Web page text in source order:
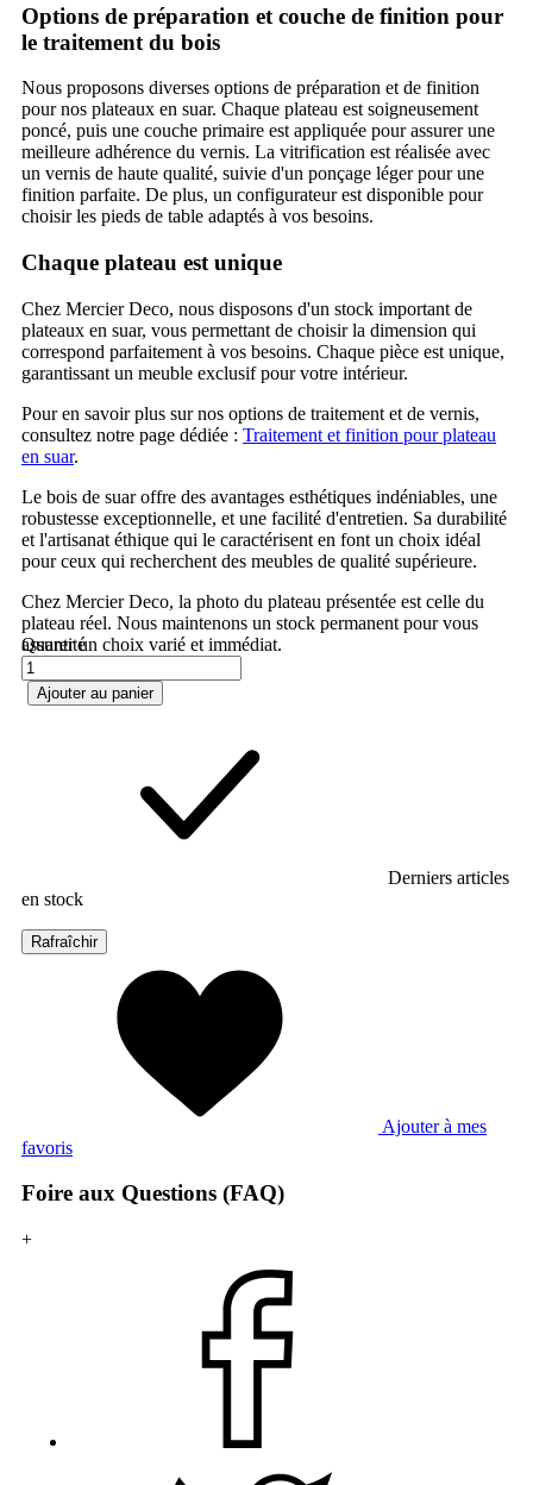
Options de préparation et couche de finition pour
le traitement du bois
Nous proposons diverses options de préparation et de finition
pour nos plateaux en suar. Chaque plateau est soigneusement
poncé, puis une couche primaire est appliquée pour assurer une
meilleure adhérence du vernis. La vitrification est réalisée avec
un vernis de haute qualité, suivie d'un ponçage léger pour une
finition parfaite. De plus, un configurateur est disponible pour
choisir les pieds de table adaptés à vos besoins.
Chaque plateau est unique
Chez Mercier Deco, nous disposons d'un stock important de
plateaux en suar, vous permettant de choisir la dimension qui
correspond parfaitement à vos besoins. Chaque pièce est unique,
garantissant un meuble exclusif pour votre intérieur.
Pour en savoir plus sur nos options de traitement et de vernis,
consultez notre page dédiée : Traitement et finition pour plateau
en suar.
Le bois de suar offre des avantages esthétiques indéniables, une
robustesse exceptionnelle, et une facilité d'entretien. Sa durabilité
et l'artisanat éthique qui le caractérisent en font un choix idéal
pour ceux qui recherchent des meubles de qualité supérieure.
Chez Mercier Deco, la photo du plateau présentée est celle du
plateau réel. Nous maintenons un stock permanent pour vous
assurer un choix varié et immédiat.
Quantité
Ajouter au panier
Derniers articles
en stock
Ajouter à mes
favoris
Foire aux Questions (FAQ)
+